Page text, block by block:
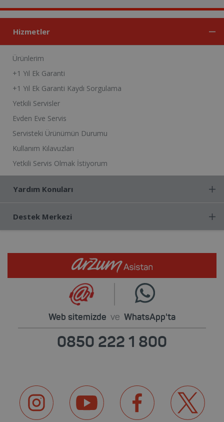
Hizmetler
Ürünlerim
+1 Yıl Ek Garanti
+1 Yıl Ek Garanti Kaydı Sorgulama
Yetkili Servisler
Evden Eve Servis
Servisteki Ürünümün Durumu
Kullanım Kılavuzları
Yetkili Servis Olmak İstiyorum
Yardım Konuları
Destek Merkezi
Web sitemizde ve WhatsApp'ta
0850 222 1 800